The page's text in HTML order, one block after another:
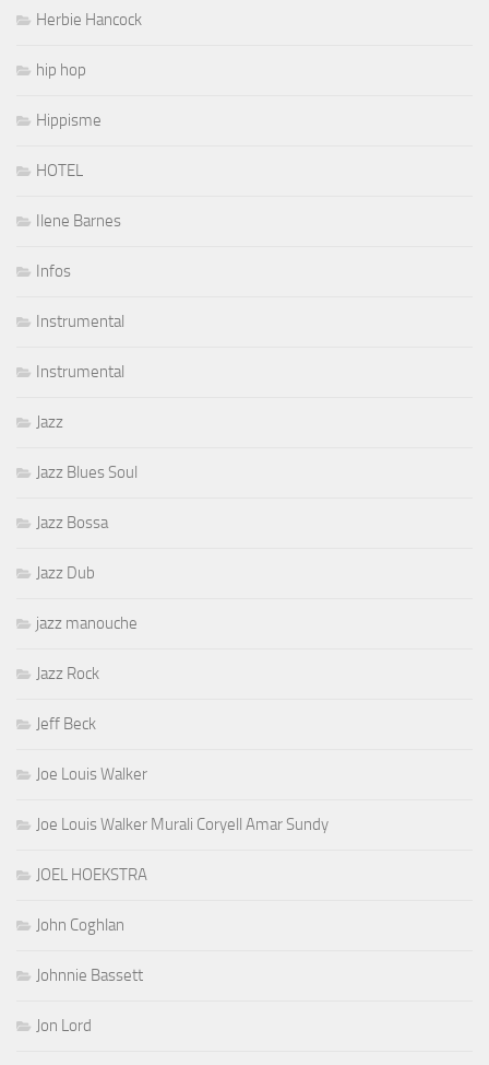
Herbie Hancock
hip hop
Hippisme
HOTEL
Ilene Barnes
Infos
Instrumental
Instrumental
Jazz
Jazz Blues Soul
Jazz Bossa
Jazz Dub
jazz manouche
Jazz Rock
Jeff Beck
Joe Louis Walker
Joe Louis Walker Murali Coryell Amar Sundy
JOEL HOEKSTRA
John Coghlan
Johnnie Bassett
Jon Lord